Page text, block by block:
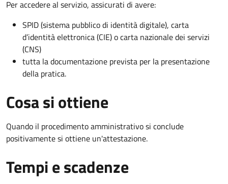
Per accedere al servizio, assicurati di avere:
SPID (sistema pubblico di identità digitale), carta
d’identità elettronica (CIE) o carta nazionale dei servizi
(CNS)
tutta la documentazione prevista per la presentazione
della pratica.
Cosa si ottiene
Quando il procedimento amministrativo si conclude
positivamente si ottiene un'attestazione.
Tempi e scadenze